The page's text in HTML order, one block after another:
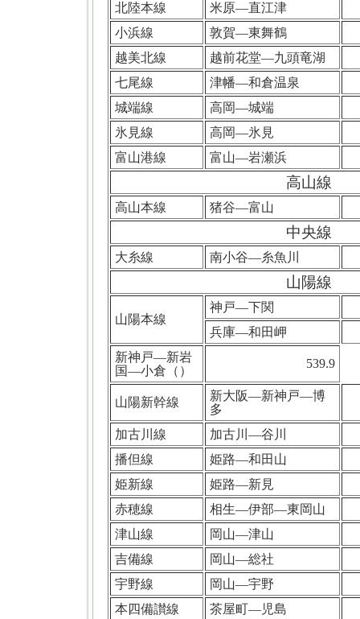
北陸本線
米原―直江津
小浜線
敦賀―東舞鶴
越美北線
越前花堂―九頭竜湖
七尾線
津幡―和倉温泉
城端線
高岡―城端
氷見線
高岡―氷見
富山港線
富山―岩瀬浜
高山線
高山本線 猪谷―富山
中央線
大糸線 南小谷―糸魚川
山陽線
山陽本線
神戸―下関
兵庫―和田岬
新神戸―新岩
国―小倉（）
539.9
山陽新幹線
新大阪―新神戸―博
多
加古川線
加古川―谷川
播但線
姫路―和田山
姫新線
姫路―新見
赤穂線
相生―伊部―東岡山
津山線
岡山―津山
吉備線
岡山―総社
宇野線
岡山―宇野
本四備讃線
茶屋町―児島